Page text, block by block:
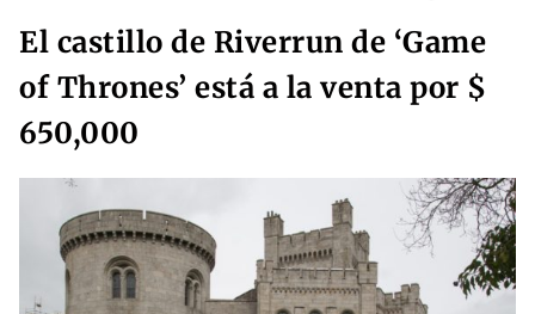
El castillo de Riverrun de ‘Game
of Thrones’ está a la venta por $
650,000